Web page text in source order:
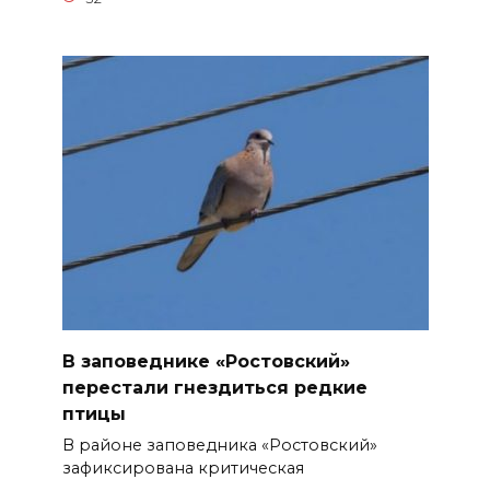
В заповеднике «Ростовский»
перестали гнездиться редкие
птицы
В районе заповедника «Ростовский»
зафиксирована критическая